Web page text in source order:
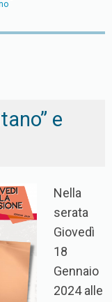
e
Nella
serata
Giovedì
18
Gennaio
2024 alle